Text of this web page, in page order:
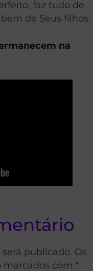
faz tudo de
de Seus filhos.
na
publicado. Os
marcados com *